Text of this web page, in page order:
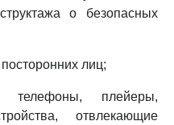
о безопасных
лиц;
телефоны, плейеры,
отвлекающие